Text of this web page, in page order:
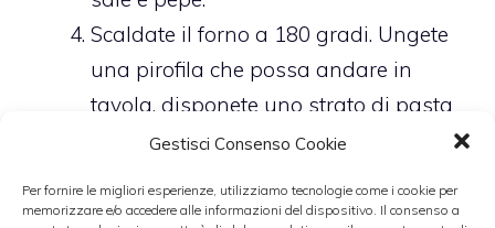
Gestisci Consenso Cookie
Per fornire le migliori esperienze, utilizziamo tecnologie come i cookie per
memorizzare e/o accedere alle informazioni del dispositivo. Il consenso a
Scaldate il forno a 180 gradi. Ungete
una pirofila che possa andare in
tavola, disponete uno strato di pasta
sul fondo e cospargetela con 1/3 di
su tutta la superficie.